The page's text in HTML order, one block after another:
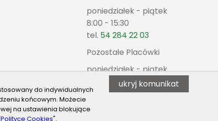
poniedziałek - piątek
8:00 - 15:30
tel. 54 284 22 03
Pozostałe Placówki
poniedziałek - piątek
8:00 - 15:30
do indywidualnych
końcowym. Możecie
na ustawienia blokujące
Polityce Cookies".
ukryj komunikat